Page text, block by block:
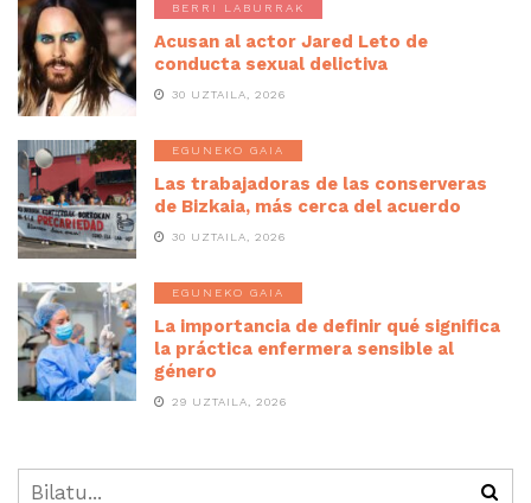
BERRI LABURRAK
Acusan al actor Jared Leto de
conducta sexual delictiva
30 UZTAILA, 2026
EGUNEKO GAIA
Las trabajadoras de las conserveras
de Bizkaia, más cerca del acuerdo
30 UZTAILA, 2026
EGUNEKO GAIA
La importancia de definir qué significa
la práctica enfermera sensible al
género
29 UZTAILA, 2026